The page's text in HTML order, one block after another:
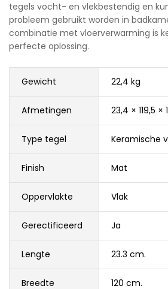
tegels vocht- en vlekbestendig en
probleem gebruikt worden in
combinatie met vloerverwarming is
perfecte oplossing.
Gewicht 22,4 kg
Afmetingen 23,4 × 119,5 ×
Type tegel Keramische
Finish Mat
Oppervlakte Vlak
Gerectificeerd Ja
Lengte 23.3 cm.
Breedte 120 cm.